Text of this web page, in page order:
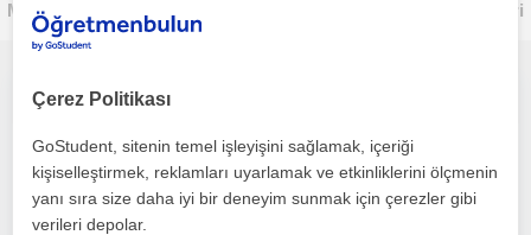
Manisa bölgesinde ilginizi çekebilecek diğer Fizik öğretmenleri
Tyt ve Ayt Fizik konularında destek için buradayım
Fizik
Turgutlu, Çepni Dere, İr...
Çerez Politikası
GoStudent, sitenin temel işleyişini sağlamak, içeriği
kişiselleştirmek, reklamları uyarlamak ve etkinliklerini ölçmenin
yanı sıra size daha iyi bir deneyim sunmak için çerezler gibi
verileri depolar.